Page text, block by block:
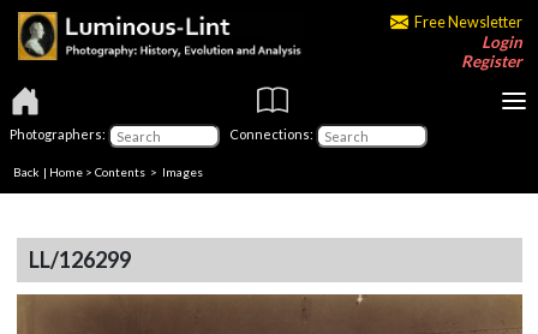
Free Newsletter
Login
Register
Photographers: Connections:
Back | Home > Contents > Images
LL/126299